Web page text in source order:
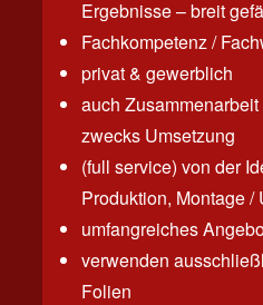
Ergebnisse – breit
Fachkompetenz /
privat & gewerblich
auch
zwecks Umsetzung
(full service) von der
Produktion, Montage /
umfangreiches
verwenden
Folien